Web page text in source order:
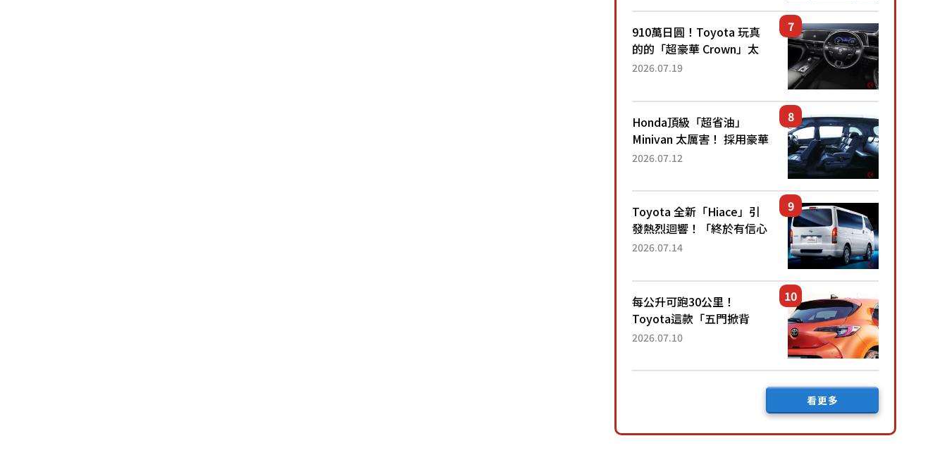
高階「Super Sport」車款
相同的...
910萬日圓！Toyota 玩真
的的「超豪華 Crown」太
厲害了！採用由「匠人技
運動化「底盤設定」！還配
備專屬豪華...
2026.07.19
Honda頂級「超省油」
Minivan 太厲害！ 採用豪華
「真皮座椅」與專屬「黑色
公里，兼具優異節能表現與
舒適「三...
2026.07.12
Toyota 全新「Hiace」引
發熱烈迴響！「終於有信心
下訂了！」「哪個等級交車
後竟然還要等「超過半年」
才能交車？...
2026.07.14
每公升可跑30公里！
Toyota這款「五門掀背
車」真的很厲害！ 擁有全
尺寸」，配備全面升級！
2026.07.10
看更多